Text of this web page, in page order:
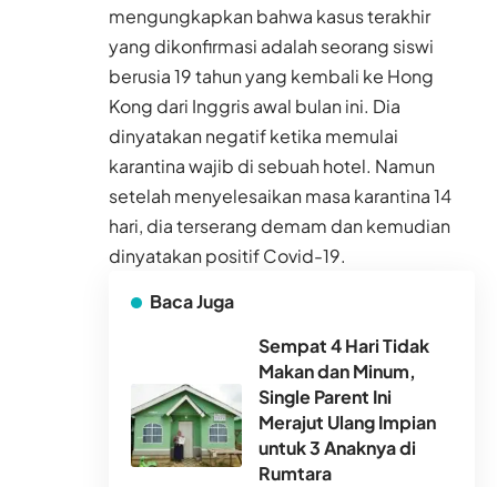
mengungkapkan bahwa kasus terakhir
yang dikonfirmasi adalah seorang siswi
berusia 19 tahun yang kembali ke Hong
Kong dari Inggris awal bulan ini. Dia
dinyatakan negatif ketika memulai
karantina wajib di sebuah hotel. Namun
setelah menyelesaikan masa karantina 14
hari, dia terserang demam dan kemudian
dinyatakan positif Covid-19.
Baca Juga
Sempat 4 Hari Tidak
Makan dan Minum,
Single Parent Ini
Merajut Ulang Impian
untuk 3 Anaknya di
Rumtara